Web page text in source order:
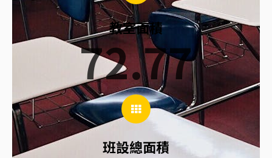
教室面積
72.77
班設總面積